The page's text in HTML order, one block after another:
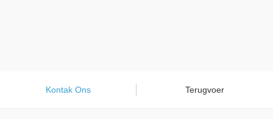
Kontak Ons Terugvoer